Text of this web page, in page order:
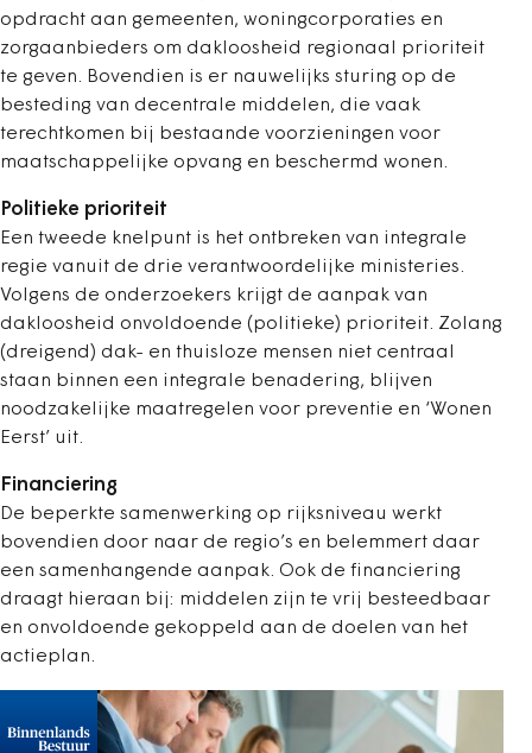
opdracht aan gemeenten, woningcorporaties en
zorgaanbieders om dakloosheid regionaal prioriteit
te geven. Bovendien is er nauwelijks sturing op de
besteding van decentrale middelen, die vaak
terechtkomen bij bestaande voorzieningen voor
maatschappelijke opvang en beschermd wonen.
Politieke prioriteit
Een tweede knelpunt is het ontbreken van integrale
regie vanuit de drie verantwoordelijke ministeries.
Volgens de onderzoekers krijgt de aanpak van
dakloosheid onvoldoende (politieke) prioriteit. Zolang
(dreigend) dak- en thuisloze mensen niet centraal
staan binnen een integrale benadering, blijven
noodzakelijke maatregelen voor preventie en ‘Wonen
Eerst’ uit.
Financiering
De beperkte samenwerking op rijksniveau werkt
bovendien door naar de regio’s en belemmert daar
een samenhangende aanpak. Ook de financiering
draagt hieraan bij: middelen zijn te vrij besteedbaar
en onvoldoende gekoppeld aan de doelen van het
actieplan.